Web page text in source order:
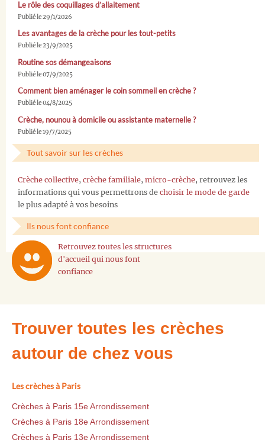
Le rôle des coquillages d’allaitement
Publié le 29/1/2026
Les avantages de la crèche pour les tout-petits
Publié le 23/9/2025
Routine sos démangeaisons
Publié le 07/9/2025
Comment bien aménager le coin sommeil en crèche ?
Publié le 04/8/2025
Crèche, nounou à domicile ou assistante maternelle ?
Publié le 19/7/2025
Tout savoir sur les crèches
Crèche collective, crèche familiale, micro-crèche, retrouvez les
informations qui vous permettrons de choisir le mode de garde
le plus adapté à vos besoins
Ils nous font confiance
Retrouvez toutes les structures
d'accueil qui nous font
confiance
Trouver toutes les crèches
autour de chez vous
Les crèches à Paris
Crèches à Paris 15e Arrondissement
Crèches à Paris 18e Arrondissement
Crèches à Paris 13e Arrondissement